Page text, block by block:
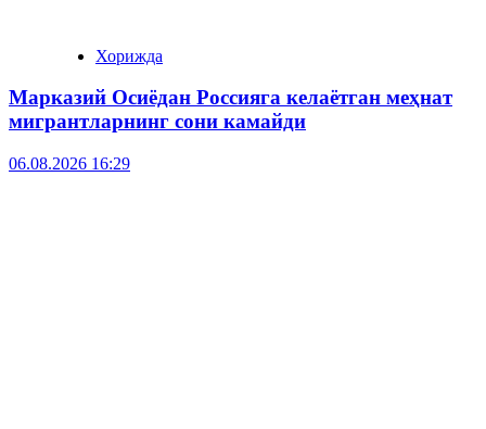
Хорижда
Марказий Осиёдан Россияга келаётган меҳнат
мигрантларнинг сони камайди
06.08.2026 16:29